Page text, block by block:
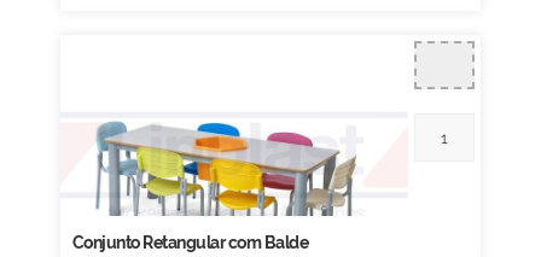
Conjunto Retangular com Balde